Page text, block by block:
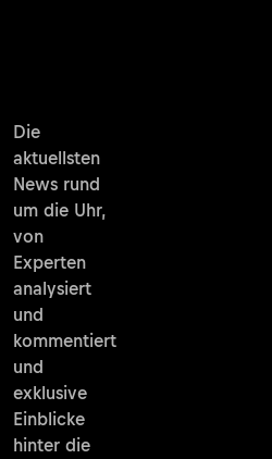
Die
aktuellsten
News rund
um die Uhr,
von
Experten
analysiert
und
kommentiert
und
exklusive
Einblicke
hinter die